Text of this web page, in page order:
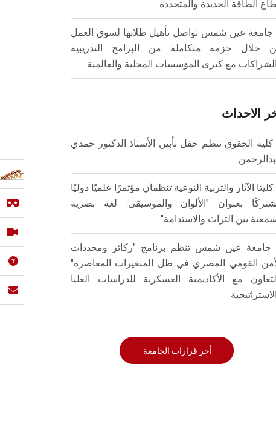
الطاقة الجديدة والمتجددة
جامعة عين شمس تواصل تأهيل طلابها لسوق العمل
خلال حزمة متكاملة من البرامج التدريبية
مع كبرى المؤسسات المحلية والعالمية
الاحداث
كلية الحقوق تنظم حفل تأبين الأستاذ الدكتور حمدي
كليتا الآثار والتربية النوعية تنظمان مؤتمرًا علميًا دوليًا
بعنوان "الألوان والموسيقى: لغة بصرية
بين التراث والاستدامة"
جامعة عين شمس تنظم برنامج "ركائز ومحددات
القومي المصري في ظل المتغيرات المعاصرة"
مع الأكاديمية العسكرية للدراسات العليا
أخر قرارات الجامعة